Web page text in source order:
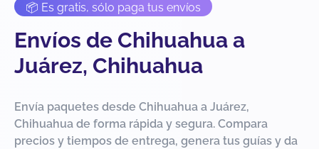
📦 Es gratis, sólo paga tus envíos
Envíos de Chihuahua a
Juárez, Chihuahua
Envía paquetes desde Chihuahua a Juárez,
Chihuahua de forma rápida y segura. Compara
precios y tiempos de entrega, genera tus guías y da